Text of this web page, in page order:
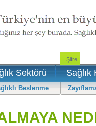
Sektörü Sağlık
Beslenme